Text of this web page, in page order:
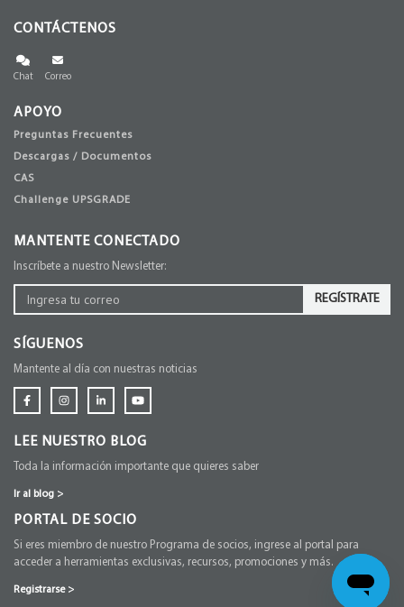
CONTÁCTENOS
Chat Correo
APOYO
Preguntas Frecuentes
Descargas / Documentos
CAS
Challenge UPSGRADE
MANTENTE CONECTADO
Inscríbete a nuestro Newsletter:
REGÍSTRATE
SÍGUENOS
Mantente al día con nuestras noticias
LEE NUESTRO BLOG
Toda la información importante que quieres saber
Ir al blog >
PORTAL DE SOCIO
Si eres miembro de nuestro Programa de socios, ingrese al portal para
acceder a herramientas exclusivas, recursos, promociones y más.
Registrarse >